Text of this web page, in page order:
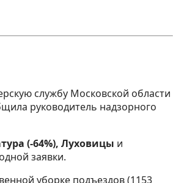
службу Московской области
руководитель надзорного
(-64%), Луховицы и
заявки.
уборке подъездов (1153